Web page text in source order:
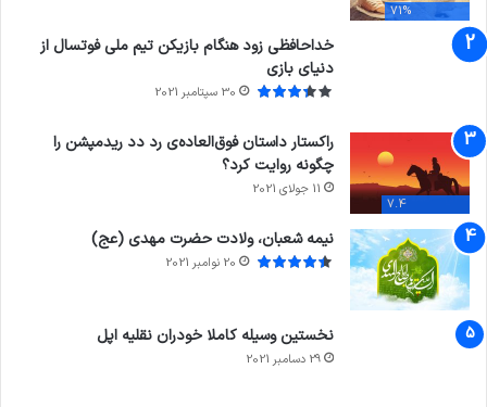
71%
خداحافظی زود هنگام بازیکن تیم ملی فوتسال از
دنیای بازی
30 سپتامبر 2021
7.4
راکستار داستان فوق‌العاده‌ی رد دد ریدمپشن را
چگونه روایت کرد؟
11 جولای 2021
نیمه شعبان، ولادت حضرت مهدی (عج)
20 نوامبر 2021
نخستین وسیله کاملا خودران نقلیه اپل
29 دسامبر 2021